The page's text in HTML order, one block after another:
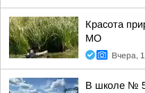
Красота
МО
Вчера,
В школе №